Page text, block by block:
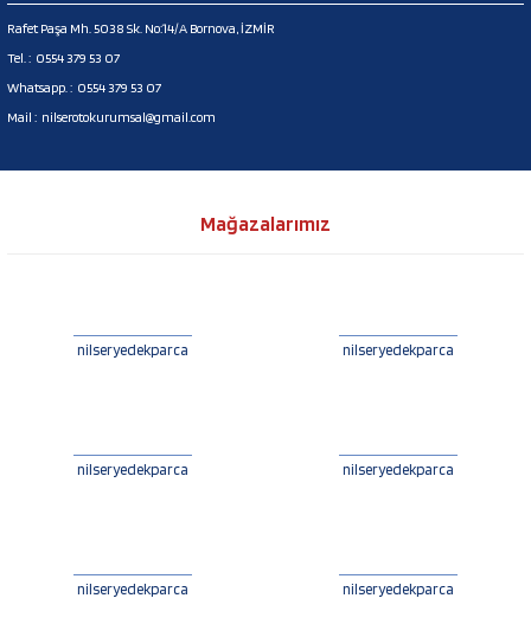
Rafet Paşa Mh. 5038 Sk. No:14/A Bornova, İZMİR
Tel. : 0554 379 53 07
Whatsapp. : 0554 379 53 07
Mail : nilserotokurumsal@gmail.com
Mağazalarımız
nilseryedekparca nilseryedekparca
nilseryedekparca nilseryedekparca
nilseryedekparca nilseryedekparca